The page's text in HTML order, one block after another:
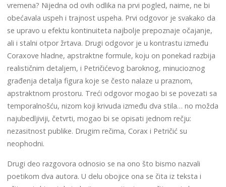
vremena? Nijedna od ovih odlika na prvi pogled, naime, ne bi
obećavala uspeh i trajnost uspeha. Prvi odgovor je svakako da
se upravo u efektu kontinuiteta najbolje prepoznaje očajanje,
ali i stalni otpor žrtava. Drugi odgovor je u kontrastu između
Coraxove hladne, apstraktne formule, koju on ponekad razbija
realističnim detaljem, i Petričićevog baroknog, minucioznog
građenja detalja figura koje se često nalaze u praznom,
apstraktnom prostoru. Treći odgovor mogao bi se povezati sa
temporalnošću, nizom koji krivuda između dva stila… no možda
najubedljiviji, četvrti, mogao bi se opisati jednom rečju:
nezasitnost publike. Drugim rečima, Corax i Petričić su
neophodni.
Drugi deo razgovora odnosio se na ono što bismo nazvali
poetikom dva autora. U delu obojice ona se čita iz teksta i